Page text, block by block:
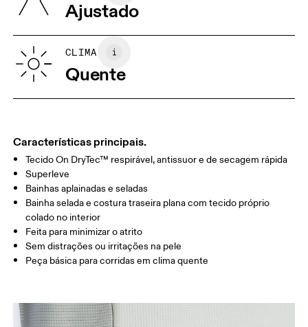
GUIA DE TAMANHOS - VESTUÁRIO MASCULINO
PEITO
Arraste na horizontal para ver mais
Como medir
Vietnã Ajustado
CLIMA
Quente
Características principais.
Tecido On DryTec™ respirável, antissuor e de secagem rápida
Superleve
Bainhas aplainadas e seladas
Bainha selada e costura traseira plana com tecido próprio
colado no interior
Feita para minimizar o atrito
Sem distrações ou irritações na pele
Peça básica para corridas em clima quente